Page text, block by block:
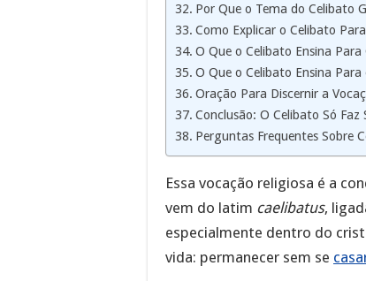
Por Que o Tema do Celibato
Como Explicar o Celibato
O Que o Celibato Ensina Para
O Que o Celibato Ensina Para
Oração Para Discernir a
Conclusão: O Celibato Só
Perguntas Frequentes Sobre
Essa vocação religiosa é a
vem do latim caelibatus,
especialmente dentro do
vida: permanecer sem se